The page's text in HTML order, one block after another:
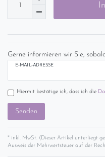
Gerne informieren wir Sie,
E-MAIL-ADRESSE
Hiermit bestätige ich, dass ich die
Senden
* inkl. MwSt. (Dieser Artikel unterliegt
Ausweis der Mehrwertsteuer auf der